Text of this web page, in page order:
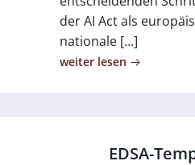
der AI Act als
nationale […]
weiter lesen
EDSA-